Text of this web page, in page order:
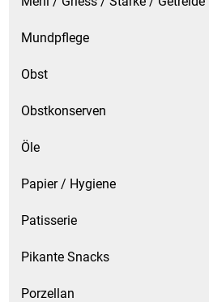
Schokolade
Schreibwaren / Büroartikel / Kleber
Sekt / Champagner / Frizzante
Service
Mundpflege
Obst
Obstkonserven
Öle
Papier / Hygiene
Patisserie
Pikante Snacks
Porzellan